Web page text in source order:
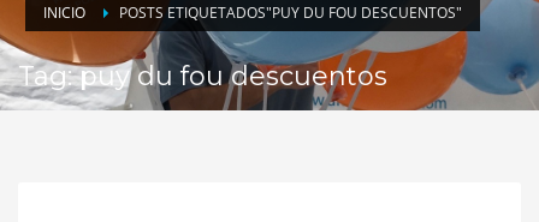
INICIO POSTS ETIQUETADOS"PUY DU FOU DESCUENTOS"
Tag: puy du fou descuentos